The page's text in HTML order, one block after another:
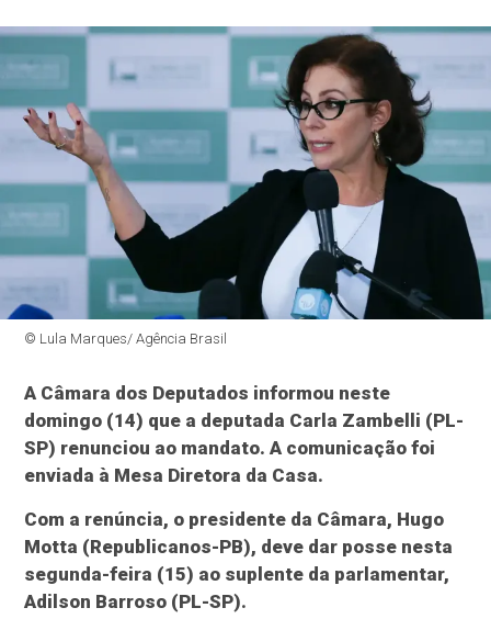
© Lula Marques/ Agência Brasil
A Câmara dos Deputados informou neste
domingo (14) que a deputada Carla Zambelli (PL-
SP) renunciou ao mandato. A comunicação foi
enviada à Mesa Diretora da Casa.
Com a renúncia, o presidente da Câmara, Hugo
Motta (Republicanos-PB), deve dar posse nesta
segunda-feira (15) ao suplente da parlamentar,
Adilson Barroso (PL-SP).